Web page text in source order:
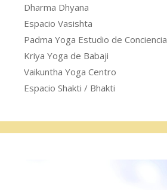
Dharma Dhyana
Espacio Vasishta
Padma Yoga Estudio de Conciencia
Kriya Yoga de Babaji
Vaikuntha Yoga Centro
Espacio Shakti / Bhakti